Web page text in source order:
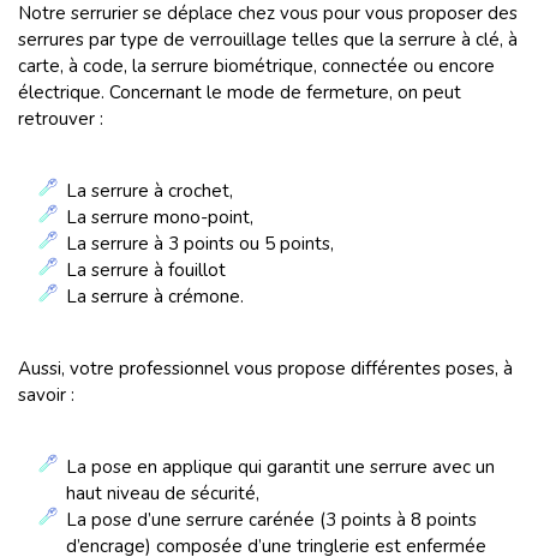
Notre serrurier se déplace chez vous pour vous proposer des
serrures par type de verrouillage telles que la serrure à clé, à
carte, à code, la serrure biométrique, connectée ou encore
électrique. Concernant le mode de fermeture, on peut
retrouver :
La serrure à crochet,
La serrure mono-point,
La serrure à 3 points ou 5 points,
La serrure à fouillot
La serrure à crémone.
Aussi, votre professionnel vous propose différentes poses, à
savoir :
La pose en applique qui garantit une serrure avec un
haut niveau de sécurité,
La pose d’une serrure carénée (3 points à 8 points
d’encrage) composée d’une tringlerie est enfermée